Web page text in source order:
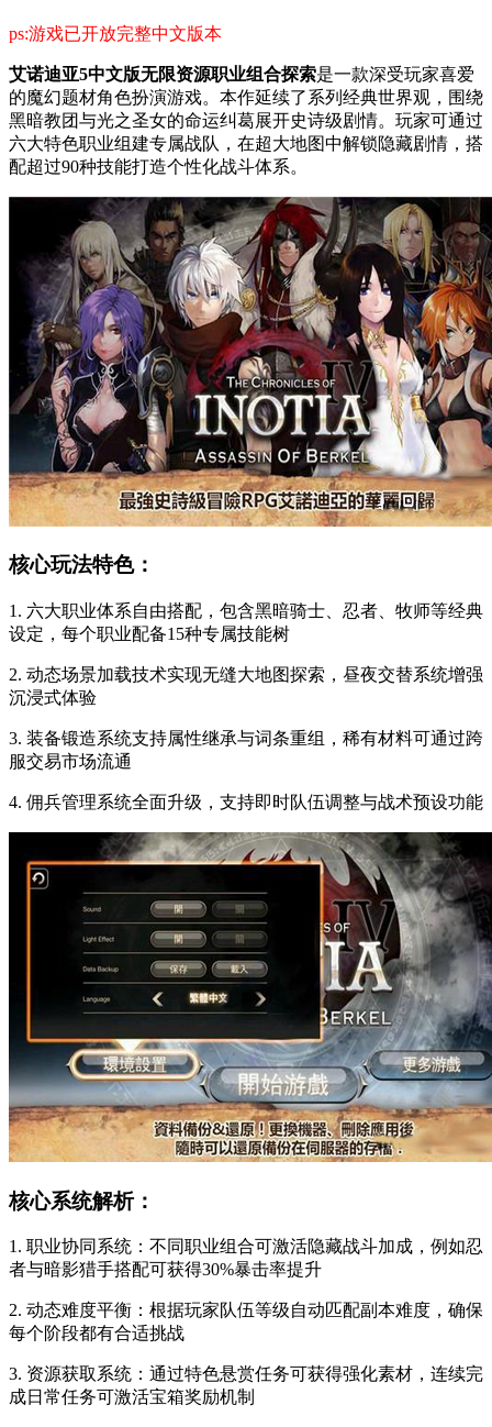
ps:游戏已开放完整中文版本
艾诺迪亚5中文版无限资源职业组合探索是一款深受玩家喜爱
的魔幻题材角色扮演游戏。本作延续了系列经典世界观，围绕
黑暗教团与光之圣女的命运纠葛展开史诗级剧情。玩家可通过
六大特色职业组建专属战队，在超大地图中解锁隐藏剧情，搭
配超过90种技能打造个性化战斗体系。
核心玩法特色：
1. 六大职业体系自由搭配，包含黑暗骑士、忍者、牧师等经典
设定，每个职业配备15种专属技能树
2. 动态场景加载技术实现无缝大地图探索，昼夜交替系统增强
沉浸式体验
3. 装备锻造系统支持属性继承与词条重组，稀有材料可通过跨
服交易市场流通
4. 佣兵管理系统全面升级，支持即时队伍调整与战术预设功能
核心系统解析：
1. 职业协同系统：不同职业组合可激活隐藏战斗加成，例如忍
者与暗影猎手搭配可获得30%暴击率提升
2. 动态难度平衡：根据玩家队伍等级自动匹配副本难度，确保
每个阶段都有合适挑战
3. 资源获取系统：通过特色悬赏任务可获得强化素材，连续完
成日常任务可激活宝箱奖励机制